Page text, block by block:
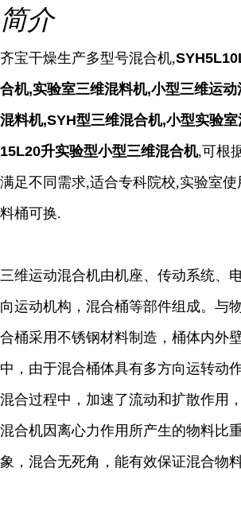
简介
齐宝干燥生产多型号混合机,
合机,实验室三维混料机,小型三维运
混料机,SYH型三维混合机,小型实验
15L20升实验型小型三维混合机,可根
满足不同需求,适合专科院校,实验室
料桶可换.
三维运动混合机由机座、传动系统、
向运动机构，混合桶等部件组成。与
合桶采用不锈钢材料制造，桶体内外
中，由于混合桶体具有多方向运转动
混合过程中，加速了流动和扩散作用
混合机因离心力作用所产生的物料比
象，混合无死角，能有效保证混合物料